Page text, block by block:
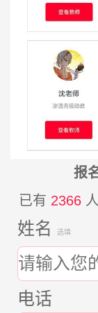
报
已有 2366
姓名 选填
电话